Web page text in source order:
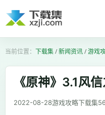
下载集/新闻资讯/游戏
《原神》3.1风
2022-08-28游戏攻略下载集